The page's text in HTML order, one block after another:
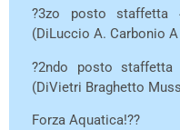
?3zo posto staffetta
(DiLuccio A. Carbonio
?2ndo posto staffetta
(DiVietri Braghetto
Forza Aquatica!??